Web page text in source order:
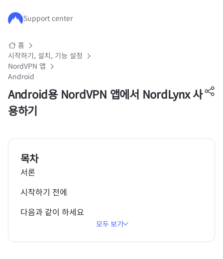
주요 콘텐츠로 건너뛰기
Support center
홈
시작하기, 설치, 기능 설정
NordVPN 앱
Android
Android용 NordVPN 앱에서 NordLynx 사
용하기
목차
서론
시작하기 전에
다음과 같이 하세요
모두 보기